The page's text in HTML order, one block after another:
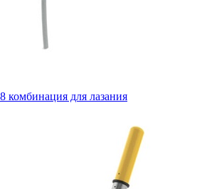
комбинация для лазания